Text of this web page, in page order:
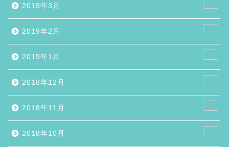
2019年3月 1
2019年2月 2
2019年1月 3
2018年12月 2
2018年11月 4
2018年10月 1